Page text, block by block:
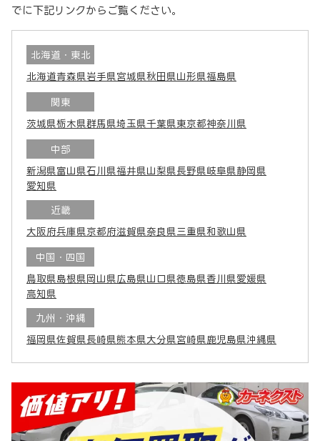
でに下記リンクからご覧ください。
北海道・東北
北海道青森県岩手県宮城県秋田県山形県福島県
関東
茨城県栃木県群馬県埼玉県千葉県東京都神奈川県
中部
新潟県富山県石川県福井県山梨県長野県岐阜県静岡県
愛知県
近畿
大阪府兵庫県京都府滋賀県奈良県 三重県和歌山県
中国・四国
鳥取県島根県 岡山県広島県山口県徳島県香川県愛媛県
高知県
九州・沖縄
福岡県佐賀県長崎県熊本県大分県宮崎県鹿児島県沖縄県